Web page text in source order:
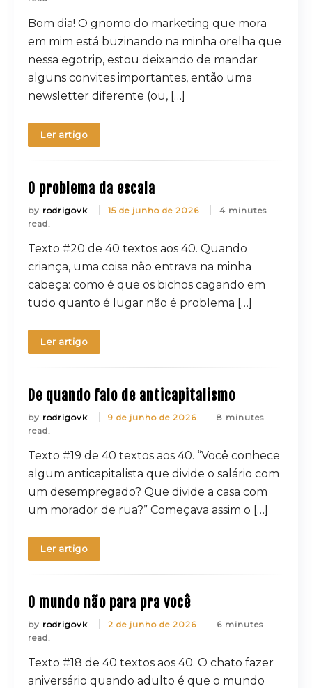
Bom dia! O gnomo do marketing que mora
em mim está buzinando na minha orelha que
nessa egotrip, estou deixando de mandar
alguns convites importantes, então uma
newsletter diferente (ou, […]
Ler artigo
O problema da escala
by rodrigovk 15 de junho de 2026
4 minutes
read.
Texto #20 de 40 textos aos 40. Quando
criança, uma coisa não entrava na minha
cabeça: como é que os bichos cagando em
tudo quanto é lugar não é problema […]
Ler artigo
De quando falo de anticapitalismo
by rodrigovk 9 de junho de 2026
8 minutes
read.
Texto #19 de 40 textos aos 40. “Você conhece
algum anticapitalista que divide o salário com
um desempregado? Que divide a casa com
um morador de rua?” Começava assim o […]
Ler artigo
O mundo não para pra você
by rodrigovk 2 de junho de 2026
6 minutes
read.
Texto #18 de 40 textos aos 40. O chato fazer
aniversário quando adulto é que o mundo